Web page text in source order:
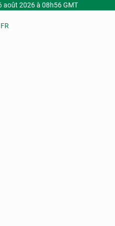
août 2026 à 08h56 GMT
FR